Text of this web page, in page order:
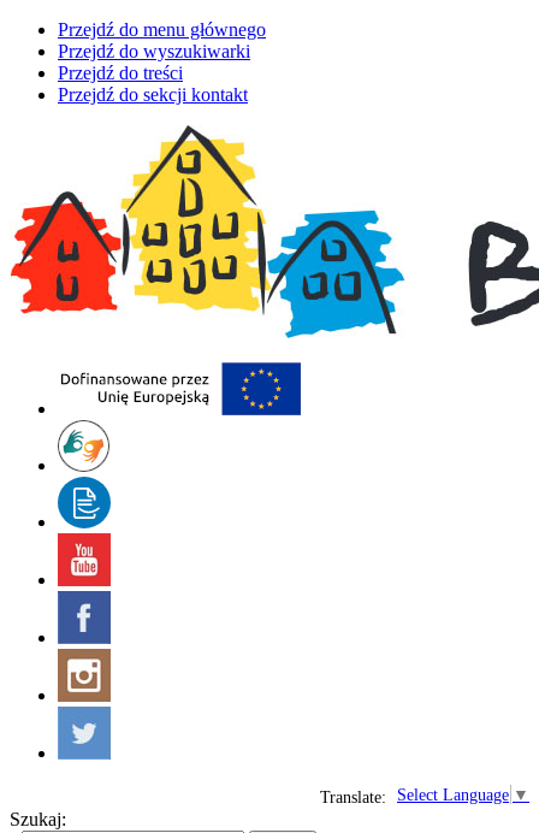
Przejdź do menu głównego
Przejdź do wyszukiwarki
Przejdź do treści
Przejdź do sekcji kontakt
Select Language ▼
Translate:
Szukaj: